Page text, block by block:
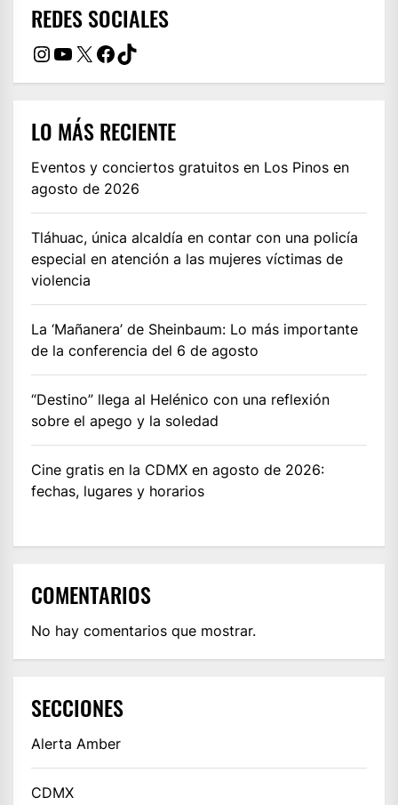
REDES SOCIALES
Instagram
YouTube
X Facebook
TikTok
LO MÁS RECIENTE
Eventos y conciertos gratuitos en Los Pinos en
agosto de 2026
Tláhuac, única alcaldía en contar con una policía
especial en atención a las mujeres víctimas de
violencia
La ‘Mañanera’ de Sheinbaum: Lo más importante
de la conferencia del 6 de agosto
“Destino” llega al Helénico con una reflexión
sobre el apego y la soledad
Cine gratis en la CDMX en agosto de 2026:
fechas, lugares y horarios
COMENTARIOS
No hay comentarios que mostrar.
SECCIONES
Alerta Amber
CDMX